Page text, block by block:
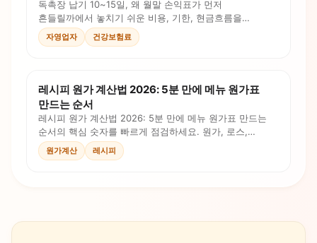
독촉장 납기 10~15일, 왜 월말 손익표가 먼저
흔들릴까에서 놓치기 쉬운 비용, 기한, 현금흐름을
정리했습니다. 체크리스트와 계산 포인트로 오늘 대응할
순서를 확인하세요.
자영업자 건강보험료
레시피 원가 계산법 2026: 5분 만에 메뉴 원가표
만드는 순서
레시피 원가 계산법 2026: 5분 만에 메뉴 원가표 만드는
순서의 핵심 숫자를 빠르게 점검하세요. 원가, 로스,
인건비, 판매가를 계산식과 체크리스트로 확인합니다.
원가계산 레시피